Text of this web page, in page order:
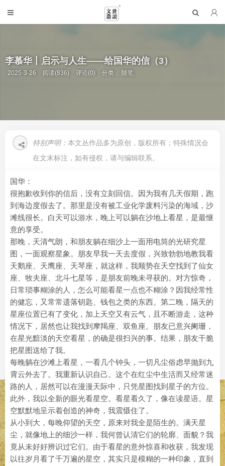
李慕华丨启示与人生——给国华的信（3）
2025-3-26 阅读(836) 评论(0) 分类：随笔
特别声明： 本文丛作品多为原创，版权所有；特殊情况会
在文末标注，如有侵权，请与编辑联系。
国华：
很抱歉收到你的信后，没有立刻回信。因为我有几天假期，跑
到海边度假去了。那里是没有被工业化学废料污染的海域，沙
滩线很长。白天可以游水，晚上可以躺在沙地上看星，是最惬
意的享受。
那晚，天清气朗，和朋友躺在细沙上一面用电筒的光研究星
图，一面观察星象。朋友早我一天去度假，兴致勃勃地教我看
天鹅座、天鹰座、天琴座，就这样，我顺势在天空找到了仙女
座、牧夫座、北斗七星等，是朋友前晚未寻获的。对方惊奇，
日常琐事糊涂的人，怎么可能看星一点也不糊涂？因我经常性
的健忘，又常常遗落钥匙、钱包之类的东西。第二晚，隔天的
星座位置已有了变化，加上天空又有云气，且不断游走，这种
情况下，居然也让我找到摩羯座、双鱼座。朋友已意兴阑珊，
在星光黯淡的天空看星，的确是很扫兴的事。结果，朋友干脆
把星图送给了我。
每晚躺在沙滩上看星，一看几个钟头，一切凡尘俗虑早抛到九
霄云外去了。我重新认识自己。这个在红尘中生活而又经常迷
路的人，居然可以在漫漫天际中，只凭星图找到星子的方位。
此外，我以全新的眼光看星空。看星看久了，像在读星语。星
空默默地呈示着创造的神奇，我震慑住了。
从小到大，每晚仰望的天空，原来对我全是陌生的。满天星
尘，就像地上的细沙一样，我何曾认清它们的轮廓、面貌？我
竟从未好好辨识过它们。由于看星的意外惊喜和收获，我发现
以往岁月看了千万遍的星空，其实只是模糊的一种印象，直到